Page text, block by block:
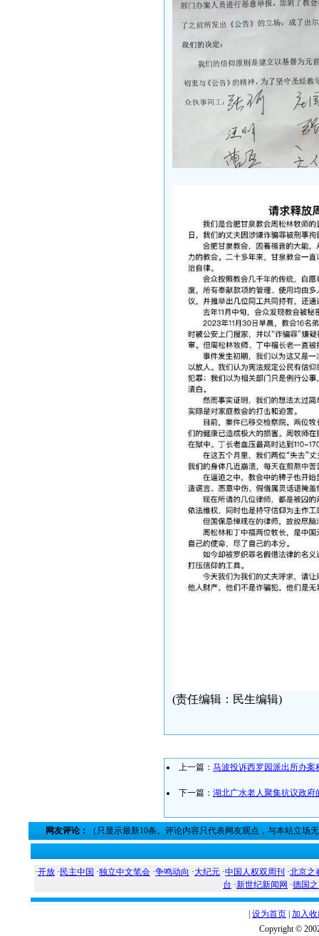
(责任编辑：民生编辑)
上一篇： 马波投诉西罗园派出所办案
下一篇： 湖北广水老人聚集抗议政府
网友评论： （只显示最新10条。评论内容只代表网友观点，与本站立场
·开放 · 民主中国 ·独立中文笔会 ·争鸣动向 ·大纪元 ·中国人权双周刊 ·北京之
台 ·新世纪新闻网 ·德国
设为首页 加入
Copyright ©